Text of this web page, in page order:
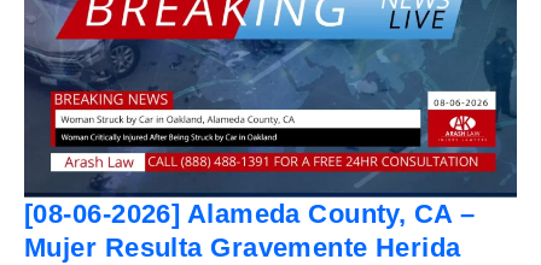
[08-06-2026] Alameda County, CA –
Mujer Resulta Gravemente Herida